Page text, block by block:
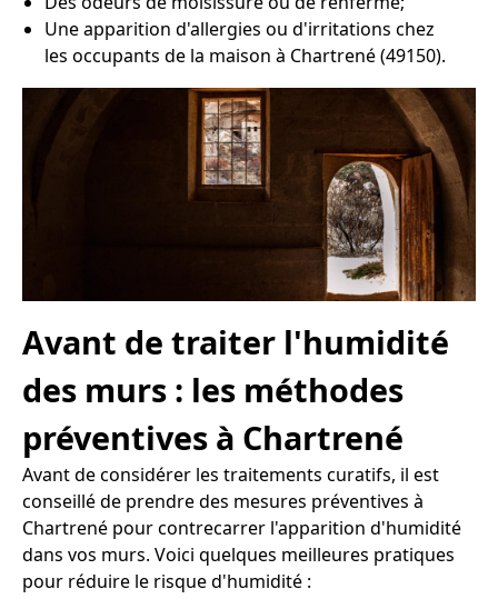
Une apparition d'allergies ou d'irritations chez
les occupants de la maison à Chartrené (49150).
Avant de traiter l'humidité
des murs : les méthodes
préventives à Chartrené
Avant de considérer les traitements curatifs, il est
conseillé de prendre des mesures préventives à
Chartrené pour contrecarrer l'apparition d'humidité
dans vos murs. Voici quelques meilleures pratiques
pour réduire le risque d'humidité :